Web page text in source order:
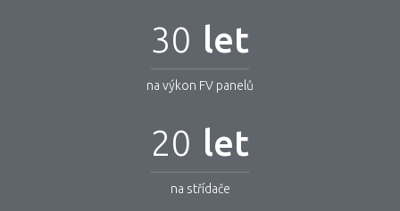
30 let
na výkon FV panelů
20 let
na střídače